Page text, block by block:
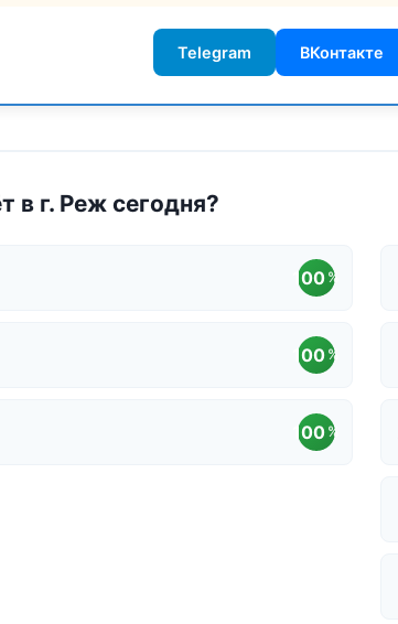
Telegram ВКонтакте
в г. Реж сегодня?
100 %
100 %
100 %